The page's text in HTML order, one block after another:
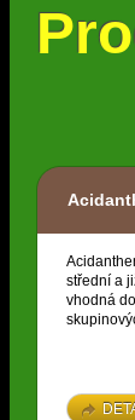
střední a
vhodná